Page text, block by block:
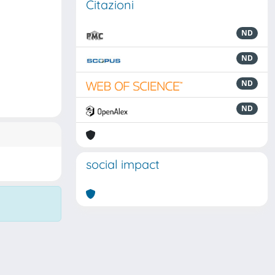
Citazioni
ND
ND
ND
ND
social impact